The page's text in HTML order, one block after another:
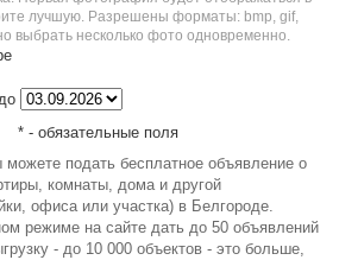
лучшую. Разрешены форматы: bmp, gif,
выбрать несколько фото одновременно.
* - обязательные поля
подать бесплатное объявление о
комнаты, дома и другой
офиса или участка) в Белгороде.
режиме на сайте дать до 50 объявлений
- до 10 000 объектов - это больше,